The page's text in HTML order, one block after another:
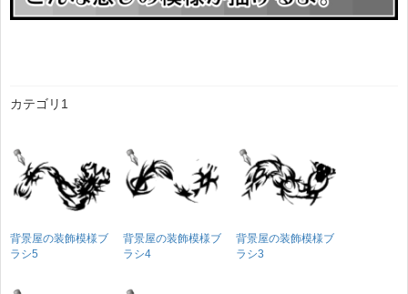
カテゴリ1
背景屋の装飾模様ブ
ラシ5
背景屋の装飾模様ブ
ラシ4
背景屋の装飾模様ブ
ラシ3